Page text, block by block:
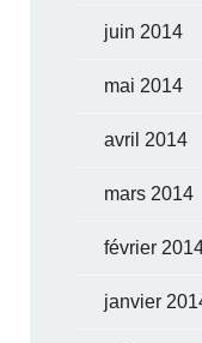
juin 2014
mai 2014
avril 2014
mars 2014
février
janvier